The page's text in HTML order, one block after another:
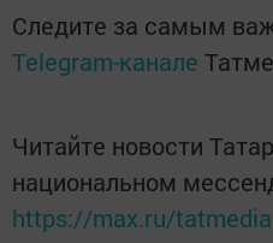
Следите за самым
Telegram-канале
Читайте новости
национальном
https://max.ru/tatmedia